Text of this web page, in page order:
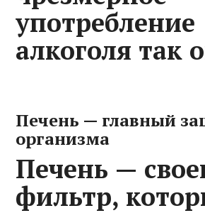
употребление
алкоголя так
Печень — главный
организма
Печень —
фильтр,